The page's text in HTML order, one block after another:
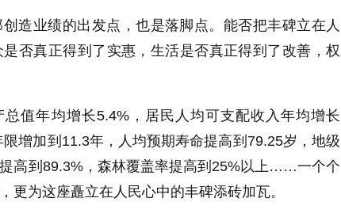
造业绩的出发点，也是落脚点。能否把丰碑立在人
否真正得到了实惠，生活是否真正得到了改善，权
总值年均增长5.4%，居民人均可支配收入年均增长
增加到11.3年，人均预期寿命提高到79.25岁，地级
高到89.3%，森林覆盖率提高到25%以上……一个个
更为这座矗立在人民心中的丰碑添砖加瓦。